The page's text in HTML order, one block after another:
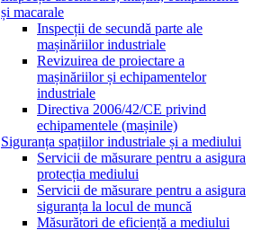
și macarale
Inspecții de secundă parte ale
mașinăriilor industriale
Revizuirea de proiectare a
mașinăriilor și echipamentelor
industriale
Directiva 2006/42/CE privind
echipamentele (mașinile)
Siguranța spațiilor industriale și a mediului
Servicii de măsurare pentru a asigura
protecția mediului
Servicii de măsurare pentru a asigura
siguranța la locul de muncă
Măsurători de eficiență a mediului